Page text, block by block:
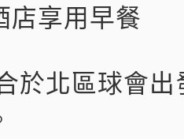
店享用早餐
於北區球會